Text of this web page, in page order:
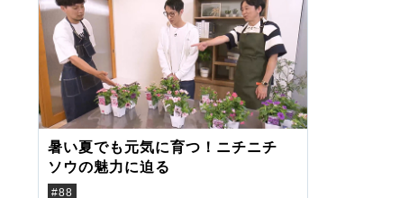
暑い夏でも元気に育つ！ニチニチ
ソウの魅力に迫る
#88